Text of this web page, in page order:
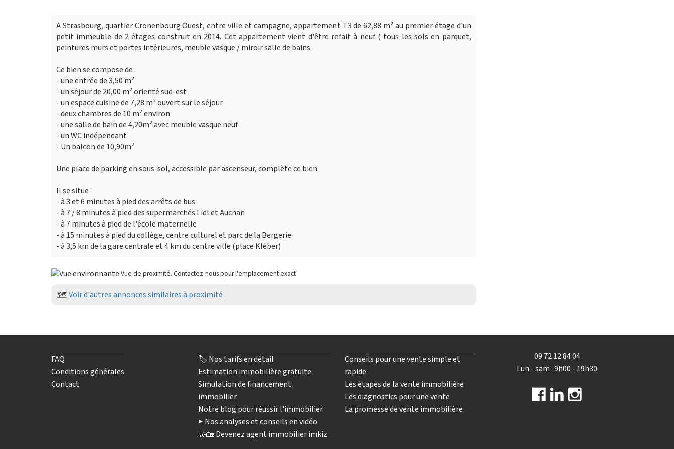
A Strasbourg, quartier Cronenbourg Ouest, entre ville et campagne, appartement T3 de 62,88 m² au premier étage d'un
petit immeuble de 2 étages construit en 2014. Cet appartement vient d'être refait à neuf ( tous les sols en parquet,
peintures murs et portes intérieures, meuble vasque / miroir salle de bains.
Ce bien se compose de :
- une entrée de 3,50 m²
- un séjour de 20,00 m² orienté sud-est
- un espace cuisine de 7,28 m² ouvert sur le séjour
- deux chambres de 10 m² environ
- une salle de bain de 4,20m² avec meuble vasque neuf
- un WC indépendant
- Un balcon de 10,90m²
Une place de parking en sous-sol, accessible par ascenseur, complète ce bien.
Il se situe :
- à 3 et 6 minutes à pied des arrêts de bus
- à 7 / 8 minutes à pied des supermarchés Lidl et Auchan
- à 7 minutes à pied de l'école maternelle
- à 15 minutes à pied du collège, centre culturel et parc de la Bergerie
- à 3,5 km de la gare centrale et 4 km du centre ville (place Kléber)
Vue de proximité. Contactez-nous pour l'emplacement exact
🗺️Voir d'autres annonces similaires à proximité
FAQ
Conditions générales
Contact
🏷️ Nos tarifs en détail
Estimation immobilière gratuite
Simulation de financement
immobilier
Notre blog pour réussir l'immobilier
▶️ Nos analyses et conseils en vidéo
🤝🏡 Devenez agent immobilier imkiz
Conseils pour une vente simple et
rapide
Les étapes de la vente immobilière
Les diagnostics pour une vente
La promesse de vente immobilière
09 72 12 84 04
Lun - sam : 9h00 - 19h30